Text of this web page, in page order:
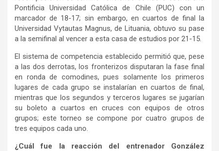
Pontificia Universidad Católica de Chile (PUC) con un
marcador de 18-17; sin embargo, en cuartos de final la
Universidad Vytautas Magnus, de Lituania, obtuvo su pase
a la semifinal al vencer a esta casa de estudios por 21-15.
El sistema de competencia establecido permitió que, pese
a las dos derrotas, los fronterizos disputaran la fase final
en ronda de comodines, pues solamente los primeros
lugares de cada grupo se instalarían en cuartos de final,
mientras que los segundos y terceros lugares se jugarían
su boleto a cuartos en cruces con equipos de otros
grupos; este torneo se compone por cuatro grupos de
tres equipos cada uno.
¿Cuál fue la reacción del entrenador González